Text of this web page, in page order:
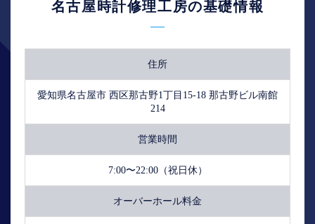
名古屋時計修理工房の基礎情報
住所
愛知県名古屋市 西区那古野1丁目15-18 那古野ビル南館
214
営業時間
7:00〜22:00（祝日休）
オーバーホール料金